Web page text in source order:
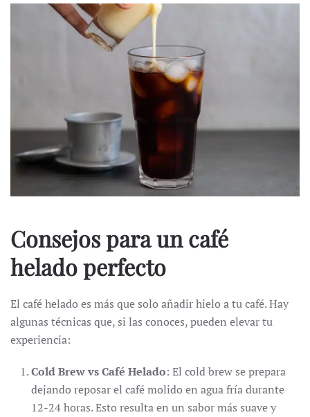
Consejos para un café
helado perfecto
El café helado es más que solo añadir hielo a tu café. Hay
algunas técnicas que, si las conoces, pueden elevar tu
experiencia:
Cold Brew vs Café Helado: El cold brew se prepara
dejando reposar el café molido en agua fría durante
12-24 horas. Esto resulta en un sabor más suave y